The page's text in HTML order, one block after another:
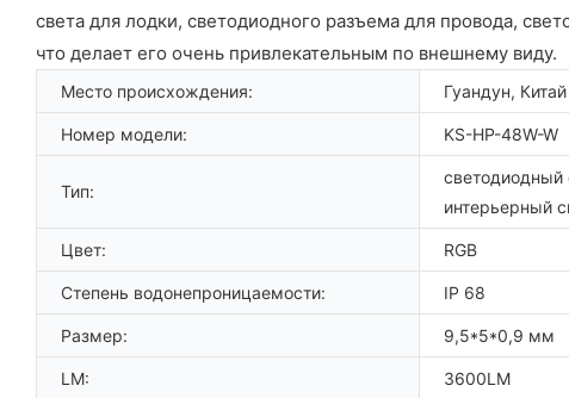
света для лодки, светодиодного разъема для провода,
что делает его очень привлекательным по внешнему виду.
Место происхождения: Гуандун, Китай
Номер модели: KS-HP-48W-W
Тип:
светодиодный
интерьерный
Цвет: RGB
Степень водонепроницаемости: IP 68
Размер: 9,5*5*0,9 мм
LM: 3600LM